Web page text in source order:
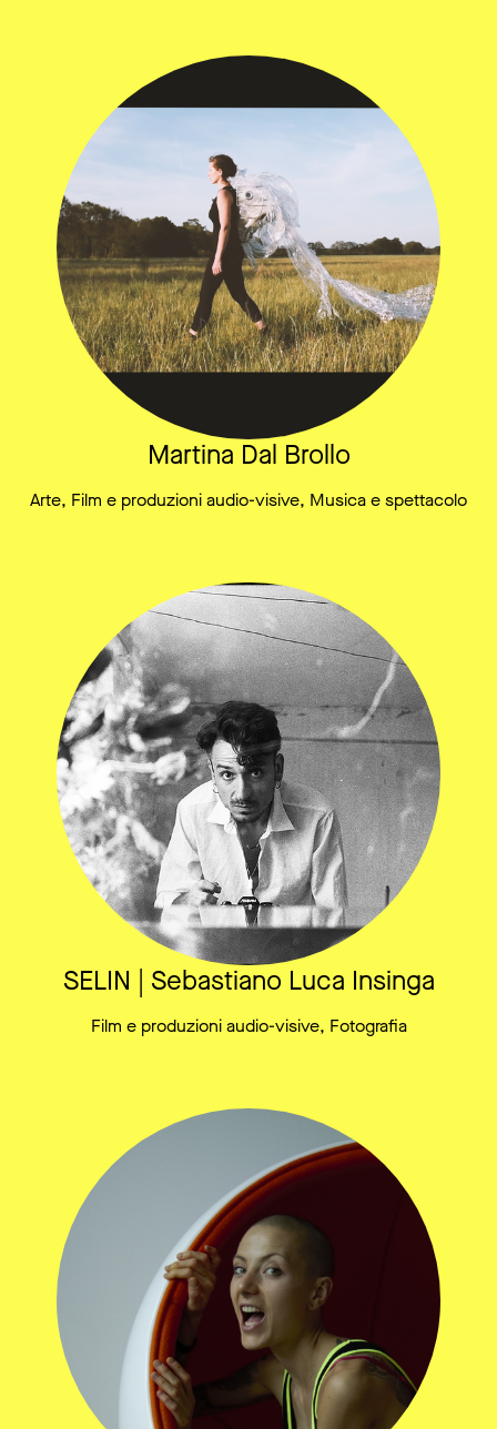
Martina Dal Brollo
Arte, Film e produzioni audio-visive, Musica e spettacolo
SELIN | Sebastiano Luca Insinga
Film e produzioni audio-visive, Fotografia